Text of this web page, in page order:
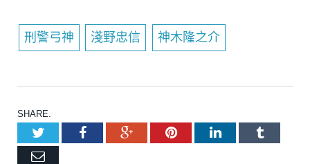
刑警弓神 淺野忠信 神木隆之介
SHARE.
TwitterFacebookGoogle+PinterestLinkedInTumblr
Email